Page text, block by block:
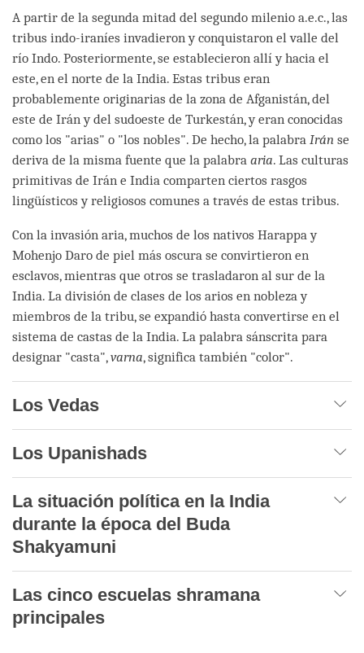
A partir de la segunda mitad del segundo milenio a.e.c., las
tribus indo-iraníes invadieron y conquistaron el valle del
río Indo. Posteriormente, se establecieron allí y hacia el
este, en el norte de la India. Estas tribus eran
probablemente originarias de la zona de Afganistán, del
este de Irán y del sudoeste de Turkestán, y eran conocidas
como los "arias" o "los nobles". De hecho, la palabra Irán se
deriva de la misma fuente que la palabra aria. Las culturas
primitivas de Irán e India comparten ciertos rasgos
lingüísticos y religiosos comunes a través de estas tribus.
Con la invasión aria, muchos de los nativos Harappa y
Mohenjo Daro de piel más oscura se convirtieron en
esclavos, mientras que otros se trasladaron al sur de la
India. La división de clases de los arios en nobleza y
miembros de la tribu, se expandió hasta convertirse en el
sistema de castas de la India. La palabra sánscrita para
designar "casta",varna, significa también "color".
Los Vedas
Los Upanishads
La situación política en la India
durante la época del Buda
Shakyamuni
Las cinco escuelas shramana
principales